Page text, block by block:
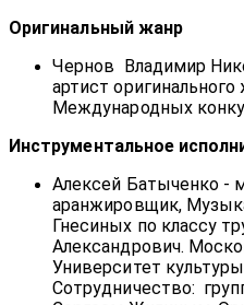
Оригинальный жанр
Чернов Владимир
артист
Международных
Инструментальное
Алексей Батыченко -
аранжировщик,
Гнесиных по классу
Александрович.
Университет
Сотрудничество: